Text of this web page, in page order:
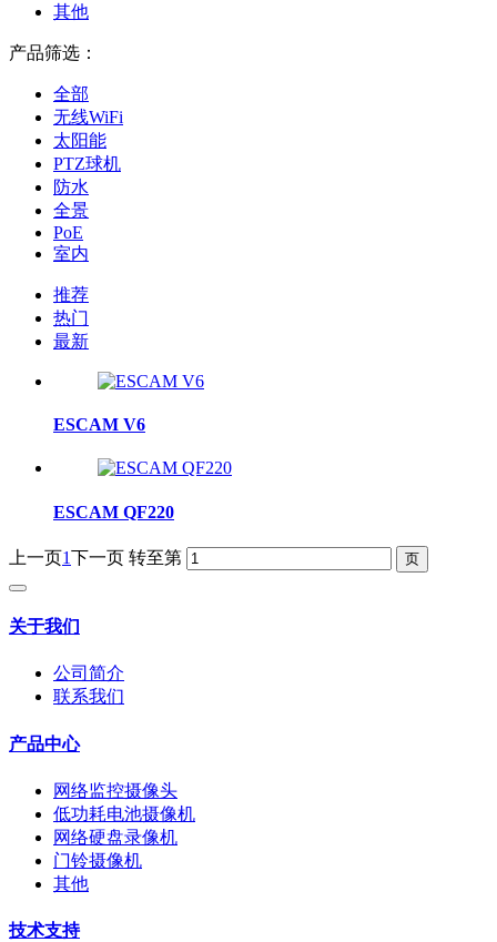
其他
产品筛选：
全部
无线WiFi
太阳能
PTZ球机
防水
全景
PoE
室内
推荐
热门
最新
ESCAM V6
ESCAM QF220
上一页1下一页 转至第
关于我们
公司简介
联系我们
产品中心
网络监控摄像头
低功耗电池摄像机
网络硬盘录像机
门铃摄像机
其他
技术支持